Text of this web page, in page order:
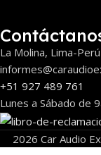
La Molina, Lima-Perú
+51 927 489 761
Lunes a Sábado de
2026 Car Audio